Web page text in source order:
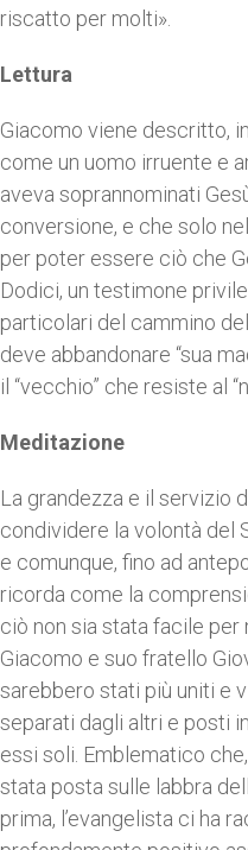
riscatto per molti».
Lettura
Giacomo viene descritto,
come un uomo irruente e
aveva soprannominati
conversione, e che solo
per poter essere ciò che
Dodici, un testimone
particolari del cammino
deve abbandonare “sua
il “vecchio” che resiste al
Meditazione
La grandezza e il servizio
condividere la volontà del
e comunque, fino ad
ricorda come la
ciò non sia stata facile per
Giacomo e suo fratello
sarebbero stati più uniti e
separati dagli altri e posti
essi soli. Emblematico
stata posta sulle labbra
prima, l’evangelista ci ha